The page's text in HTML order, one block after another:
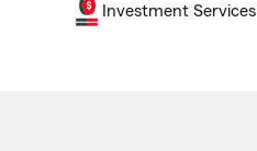
Investment Services